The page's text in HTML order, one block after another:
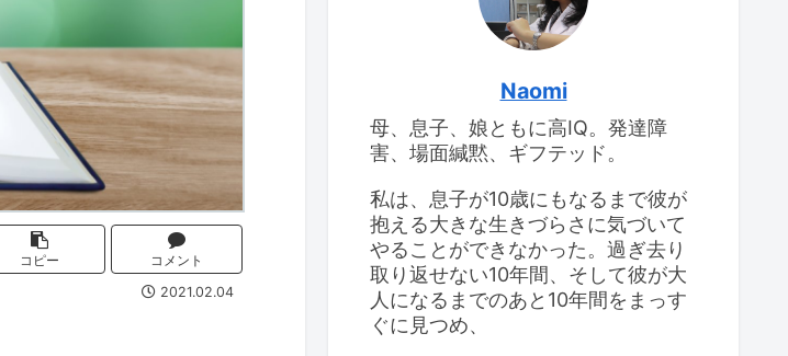
コピー
コメント
2021.02.04
息子のIQ：2回目の
高IQの女の子、思春期が
大変
食べ物をよくこぼすこと
と対応策
Naomi
母、息子、娘ともに高IQ。発達障
害、場面緘黙、ギフテッド。
私は、息子が10歳にもなるまで彼が
抱える大きな生きづらさに気づいて
やることができなかった。過ぎ去り
取り返せない10年間、そして彼が大
人になるまでのあと10年間をまっす
ぐに見つめ、